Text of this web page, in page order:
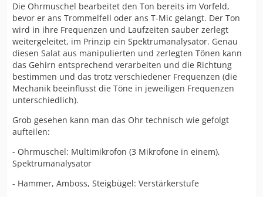
Die Ohrmuschel bearbeitet den Ton bereits im Vorfeld,
bevor er ans Trommelfell oder ans T-Mic gelangt. Der Ton
wird in ihre Frequenzen und Laufzeiten sauber zerlegt
weitergeleitet, im Prinzip ein Spektrumanalysator. Genau
diesen Salat aus manipulierten und zerlegten Tönen kann
das Gehirn entsprechend verarbeiten und die Richtung
bestimmen und das trotz verschiedener Frequenzen (die
Mechanik beeinflusst die Töne in jeweiligen Frequenzen
unterschiedlich).
Grob gesehen kann man das Ohr technisch wie gefolgt
aufteilen:
- Ohrmuschel: Multimikrofon (3 Mikrofone in einem),
Spektrumanalysator
- Hammer, Amboss, Steigbügel: Verstärkerstufe